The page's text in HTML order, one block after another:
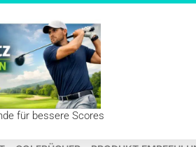
für bessere Scores